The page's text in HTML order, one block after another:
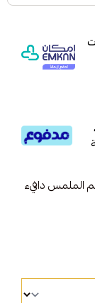
الملمس دافيء